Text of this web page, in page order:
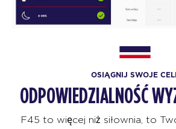
OSIĄGNIJ SWOJE
ODPOWIEDZIALNOŚĆ
F45 to więcej niż siłownia, to